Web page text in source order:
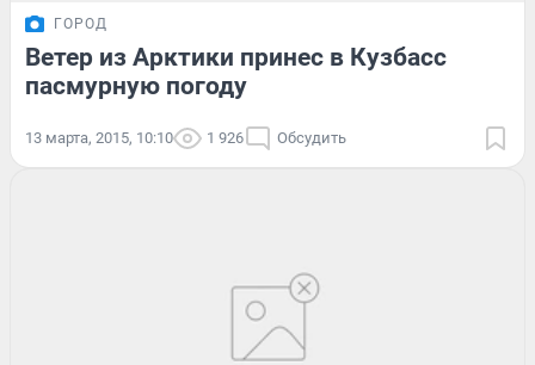
ГОРОД
Ветер из Арктики принес в Кузбасс
пасмурную погоду
13 марта, 2015, 10:10 1 926 Обсудить